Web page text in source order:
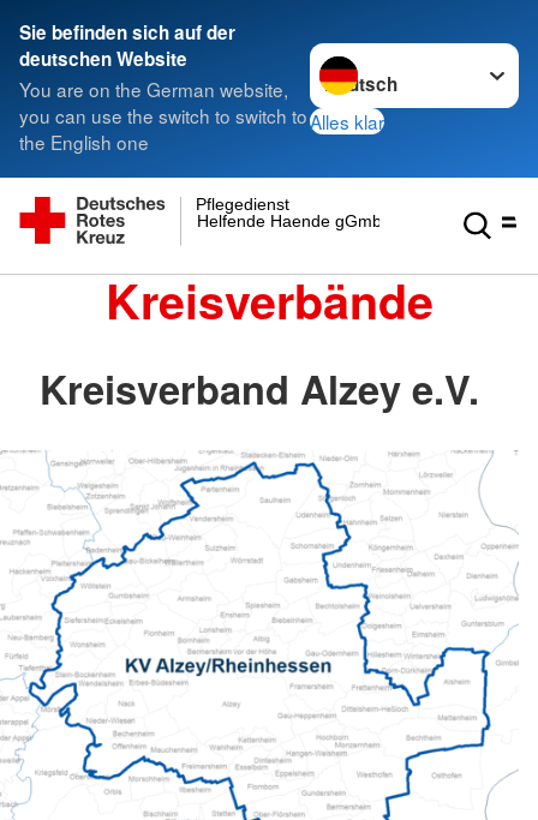
Sie befinden sich auf der
deutschen Website
You are on the German website,
you can use the switch to switch to
the English one
Sprache wechseln zu
Alles klar
Helfende Haende gGmbH
Pflegedienst
Kreisverbände
Kreisverband Alzey e.V.